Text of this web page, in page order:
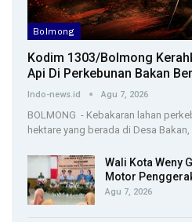
Bolmong
Kodim 1303/Bolmong
Api Di Perkebunan Bakan
Indo-news.id Agu 7, 2026
BOLMONG - Kebakaran lahan
hektare yang berada di Desa Bakan,
Wali Kota Weny
Motor
Agu 7, 2026